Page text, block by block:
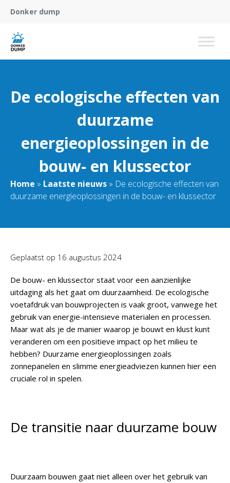
Donker dump
De ecologische effecten van
duurzame
energieoplossingen in de
bouw- en klussector
Home » Laatste nieuws » De ecologische effecten van
duurzame energieoplossingen in de bouw- en klussector
Geplaatst op 16 augustus 2024
De bouw- en klussector staat voor een aanzienlijke
uitdaging als het gaat om duurzaamheid. De ecologische
voetafdruk van bouwprojecten is vaak groot, vanwege het
gebruik van energie-intensieve materialen en processen.
Maar wat als je de manier waarop je bouwt en klust kunt
veranderen om een positieve impact op het milieu te
hebben? Duurzame energieoplossingen zoals
zonnepanelen en slimme energieadviezen kunnen hier een
cruciale rol in spelen.
De transitie naar duurzame bouw
Duurzaam bouwen gaat niet alleen over het gebruik van